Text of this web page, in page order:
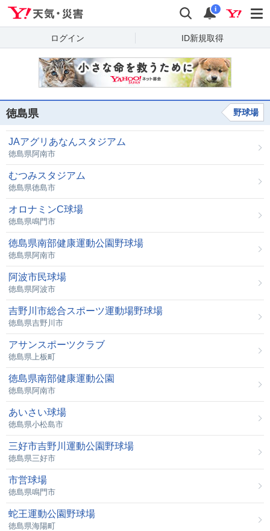
検索 通知
i
ログイン ID新規取得
徳島県 野球場
JAアグリあなんスタジアム
徳島県阿南市
むつみスタジアム
徳島県徳島市
オロナミンC球場
徳島県鳴門市
徳島県南部健康運動公園野球場
徳島県阿南市
阿波市民球場
徳島県阿波市
吉野川市総合スポーツ運動場野球場
徳島県吉野川市
アサンスポーツクラブ
徳島県上板町
徳島県南部健康運動公園
徳島県阿南市
あいさい球場
徳島県小松島市
三好市吉野川運動公園野球場
徳島県三好市
市営球場
徳島県鳴門市
蛇王運動公園野球場
徳島県海陽町